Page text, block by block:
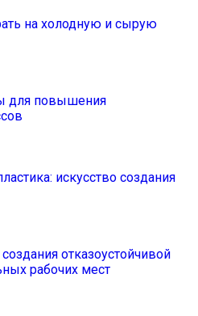
на холодную и сырую
для повышения
искусство создания
отказоустойчивой
рабочих мест